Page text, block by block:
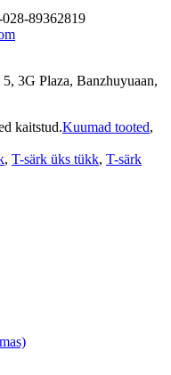
89362819
3G Plaza, Banzhuyuaan,
kaitstud.Kuumad tooted,
, T-särk üks tükk, T-särk